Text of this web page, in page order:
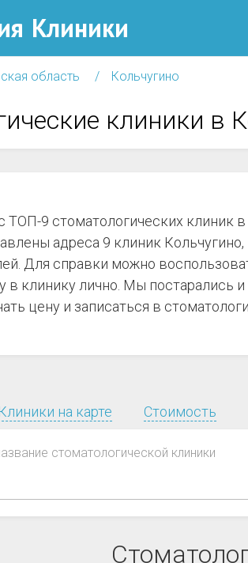
Клиники
область Кольчугино
клиники в
ТОП-9 стоматологических клиник
адреса 9 клиник
Для справки можно
в клинику лично. Мы постарались
цену и записаться в
Клиники на карте Стоимость
стоматологической клиники